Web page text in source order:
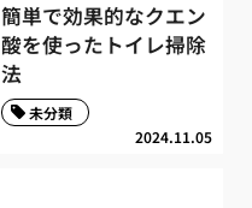
簡単で効果的なクエン
酸を使ったトイレ掃除
法
2024.11.05
未分類